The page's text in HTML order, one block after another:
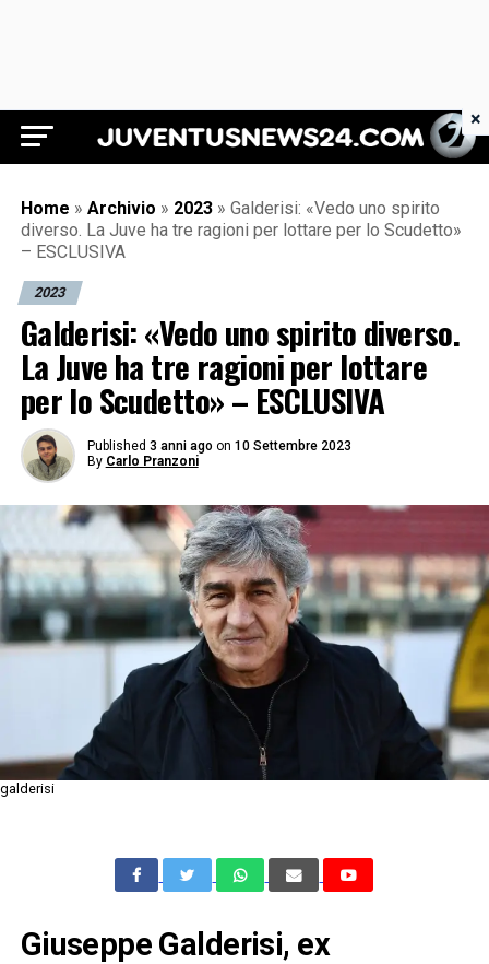
Juventus News 24
Home » Archivio » 2023 » Galderisi: «Vedo uno spirito
diverso. La Juve ha tre ragioni per lottare per lo Scudetto»
– ESCLUSIVA
2023
Galderisi: «Vedo uno spirito diverso.
La Juve ha tre ragioni per lottare
per lo Scudetto» – ESCLUSIVA
Published 3 anni ago on 10 Settembre 2023
By Carlo Pranzoni
galderisi
Giuseppe Galderisi, ex
×